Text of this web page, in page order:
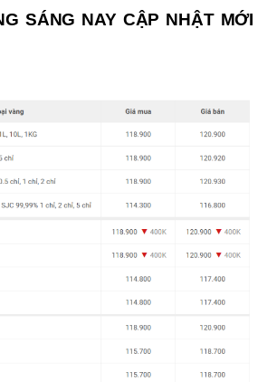
SÁNG NAY CẬP NHẬT MỚI